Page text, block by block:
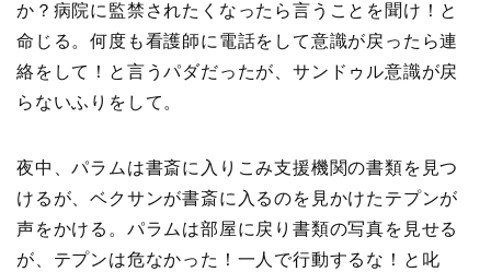
か？病院に監禁されたくなったら言うことを聞け！と
命じる。何度も看護師に電話をして意識が戻ったら連
絡をして！と言うパダだったが、サンドゥル意識が戻
らないふりをして。
夜中、パラムは書斎に入りこみ支援機関の書類を見つ
けるが、ベクサンが書斎に入るのを見かけたテプンが
声をかける。パラムは部屋に戻り書類の写真を見せる
が、テプンは危なかった！一人で行動するな！と叱